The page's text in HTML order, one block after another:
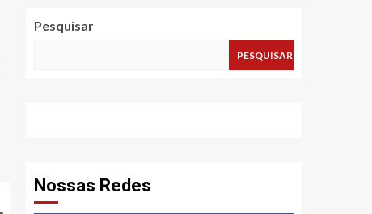
Pesquisar
PESQUISAR
Nossas Redes